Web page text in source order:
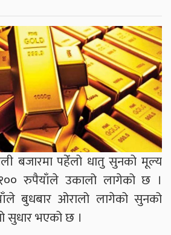
बजारमा पहेँलो धातु सुनको मूल्य
१०० रुपैयाँले उकालो लागेको छ ।
बुधबार ओरालो लागेको सुनको
सुधार भएको छ ।